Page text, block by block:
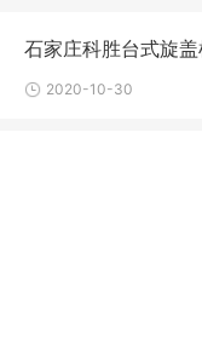
石家庄科胜台式旋盖
2020-10-30